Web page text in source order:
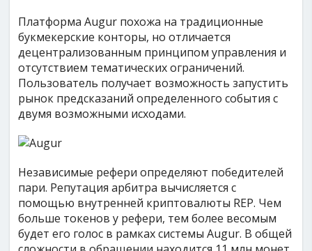
Платформа Augur похожа на традиционные
букмекерские конторы, но отличается
децентрализованным принципом управления и
отсутствием тематических ограничений.
Пользователь получает возможность запустить
рынок предсказаний определенного события с
двумя возможными исходами.
Независимые рефери определяют победителей
пари. Репутация арбитра вычисляется с
помощью внутренней криптовалюты REP. Чем
больше токенов у рефери, тем более весомым
будет его голос в рамках системы Augur. В общей